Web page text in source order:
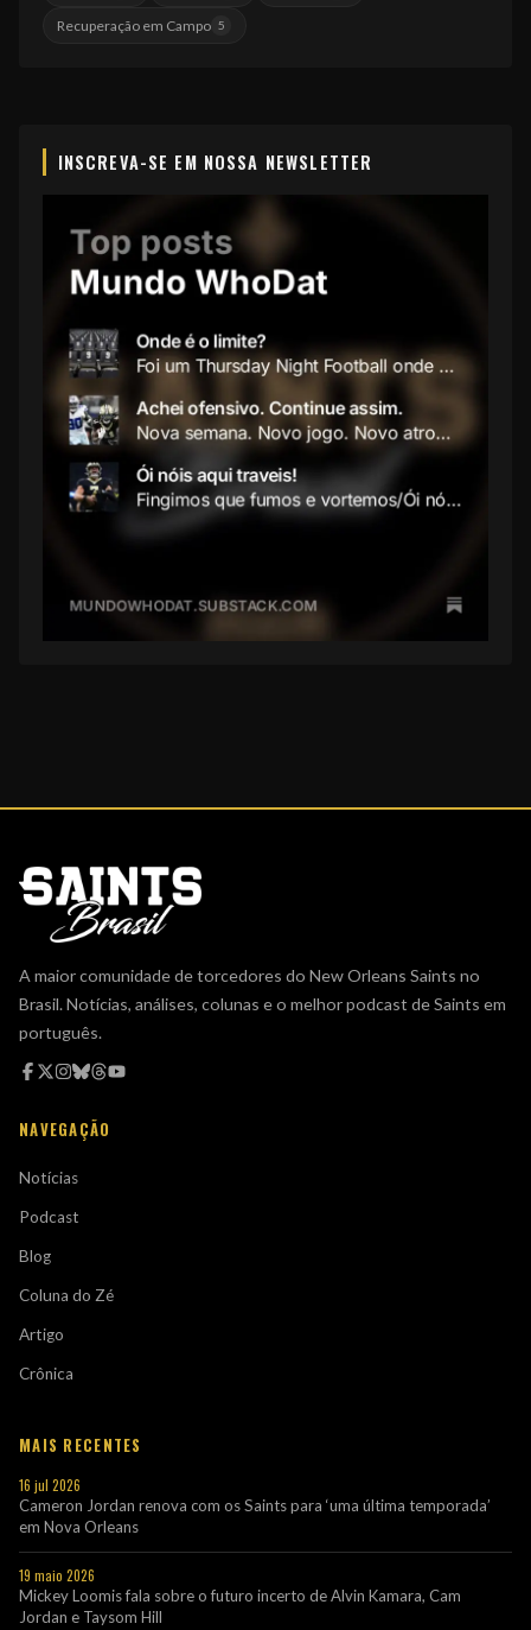
Recuperação em Campo 5
INSCREVA-SE EM NOSSA NEWSLETTER
A maior comunidade de torcedores do New Orleans Saints no
Brasil. Notícias, análises, colunas e o melhor podcast de Saints em
português.
NAVEGAÇÃO
Notícias
Podcast
Blog
Coluna do Zé
Artigo
Crônica
MAIS RECENTES
16 jul 2026
Cameron Jordan renova com os Saints para ‘uma última temporada’
em Nova Orleans
19 maio 2026
Mickey Loomis fala sobre o futuro incerto de Alvin Kamara, Cam
Jordan e Taysom Hill